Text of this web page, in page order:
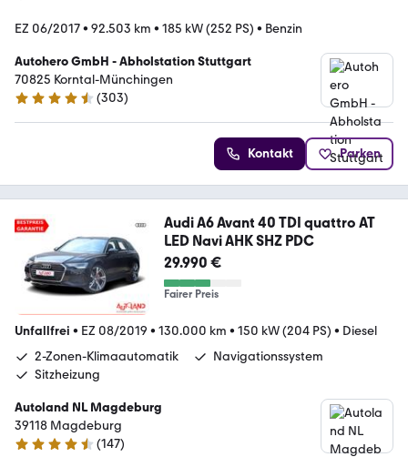
EZ 06/2017• 92.503 km • 185 kW (252 PS) • Benzin
Autohero GmbH - Abholstation Stuttgart
70825 Korntal-Münchingen
4.4 Sterne
(303)
Kontakt Parken
Audi A6 Avant 40 TDI quattro AT
LED Navi AHK SHZ PDC
29.990 €
Fairer Preis
Unfallfrei • EZ 08/2019 • 130.000 km • 150 kW (204 PS) • Diesel
2-Zonen-Klimaautomatik
Navigationssystem
Sitzheizung
Autoland NL Magdeburg
39118 Magdeburg
4.6 Sterne
(147)